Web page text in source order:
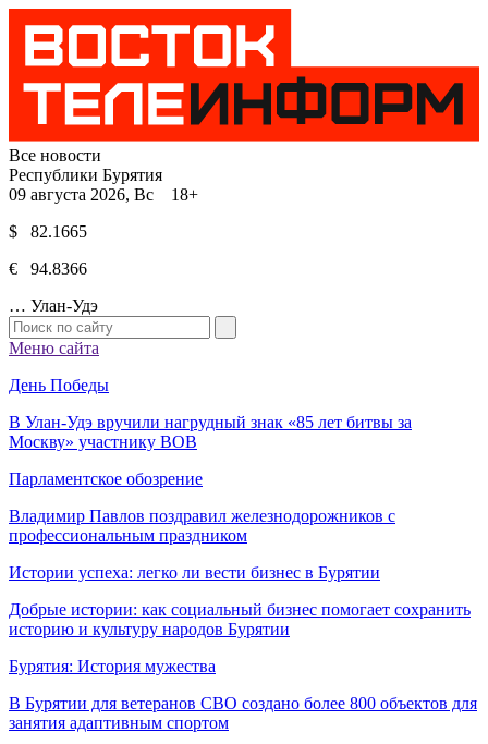
Все новости
Республики Бурятия
09 августа 2026, Вс 18+
$ 82.1665
€ 94.8366
… Улан-Удэ
Меню сайта
День Победы
В Улан-Удэ вручили нагрудный знак «85 лет битвы за
Москву» участнику ВОВ
Парламентское обозрение
Владимир Павлов поздравил железнодорожников с
профессиональным праздником
Истории успеха: легко ли вести бизнес в Бурятии
Добрые истории: как социальный бизнес помогает сохранить
историю и культуру народов Бурятии
Бурятия: История мужества
В Бурятии для ветеранов СВО создано более 800 объектов для
занятия адаптивным спортом